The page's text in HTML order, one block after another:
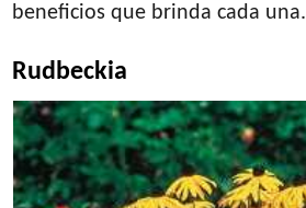
beneficios que brinda cada una.
Rudbeckia